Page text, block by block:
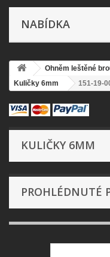
NABÍDKA
Ohněm leštěné
Kuličky 6mm
151-19-
KULIČKY 6MM
PROHLÉDNUTÉ